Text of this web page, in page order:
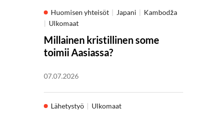
Huomisen yhteisöt Japani
Kambodža
Ulkomaat
Millainen kristillinen some
toimii Aasiassa?
07.07.2026
Lähetystyö Ulkomaat